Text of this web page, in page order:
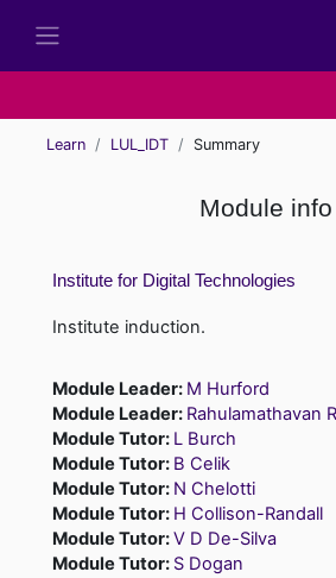
Learn LUL_IDT Summary
Module info
Institute for Digital Technologies
Institute induction.
Module Leader: M Hurford
Module Leader: Rahulamathavan
Module Tutor: L Burch
Module Tutor: B Celik
Module Tutor: N Chelotti
Module Tutor: H Collison-Randall
Module Tutor:V D De-Silva
Module Tutor: S Dogan